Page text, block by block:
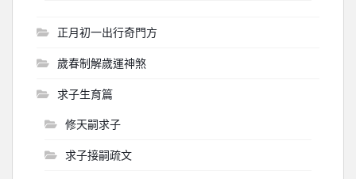
正月初一出行奇門方
歲春制解歲運神煞
求子生育篇
修天嗣求子
求子接嗣疏文